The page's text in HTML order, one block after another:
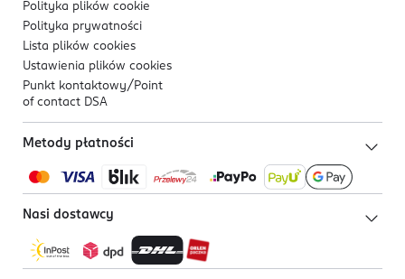
Polityka plików cookie
Polityka prywatności
Lista plików cookies
Ustawienia plików cookies
Punkt kontaktowy/ Point
of contact DSA
Metody płatności
Nasi dostawcy